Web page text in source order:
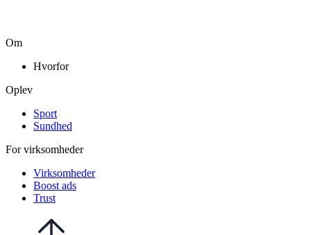
Om
Hvorfor
Oplev
Sport
Sundhed
For virksomheder
Virksomheder
Boost ads
Trust